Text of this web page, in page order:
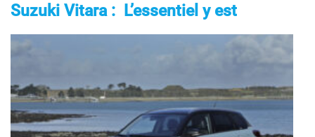
Suzuki Vitara : L’essentiel y est